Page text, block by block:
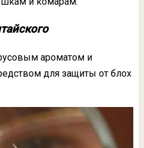
ароматом и
для защиты от блох